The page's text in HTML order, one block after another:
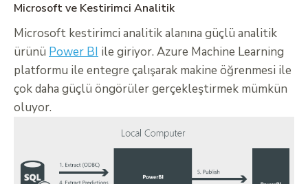
Microsoft ve Kestirimci Analitik
Microsoft kestirimci analitik alanına güçlü analitik
ürünü Power BI ile giriyor. Azure Machine Learning
platformu ile entegre çalışarak makine öğrenmesi ile
çok daha güçlü öngörüler gerçekleştirmek mümkün
oluyor.